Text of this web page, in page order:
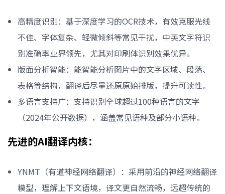
高精度识别：基于深度学习的OCR技术，有效克服光线
不佳、字体复杂、轻微倾斜等常见干扰，中英文字符识
别准确率业界领先，尤其对印刷体识别效果优异。
版面分析智能：能智能分析图片中的文字区域、段落、
表格等结构，翻译后尽量还原原始排版，提升可读性。
多语言支持广：支持识别全球超过100种语言的文字
（2024年公开数据），涵盖常见语种及部分小语种。
先进的AI翻译内核：
YNMT（有道神经网络翻译）：采用前沿的神经网络翻译
模型，理解上下文语境，译文更自然流畅，远超传统的